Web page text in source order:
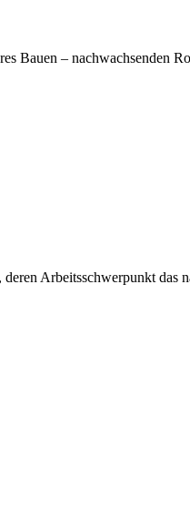
Bauen – nachwachsenden
Arbeitsschwerpunkt das